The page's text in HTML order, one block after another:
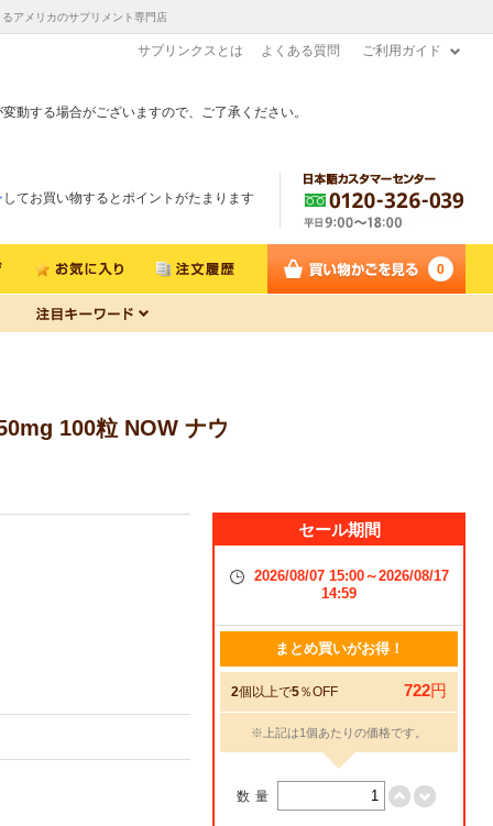
アメリカのサプリメント専門店
サプリンクスとは よくある質問 ご利用ガイド
動する場合がございますので、ご了承ください。
してお買い物するとポイントがたまります
0
100粒 NOW ナウ
セール期間
2026/08/07 15:00～2026/08/17
14:59
まとめ買いがお得！
2個以上で5％OFF 722円
※上記は1個あたりの価格です。
数量